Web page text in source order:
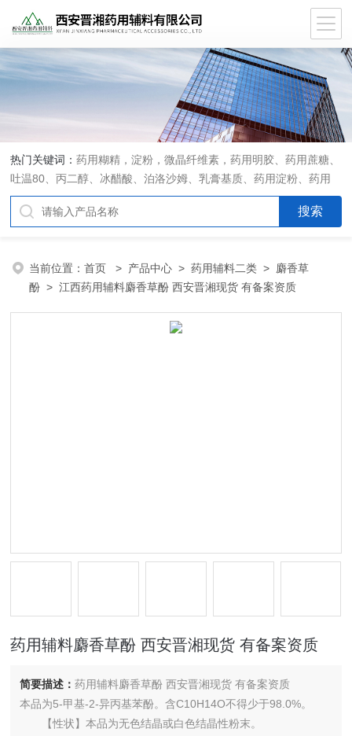
热门关键词：药用糊精，淀粉，微晶纤维素，药用明胶、药用蔗糖、
吐温80、丙二醇、冰醋酸、泊洛沙姆、乳膏基质、药用淀粉、药用
糊精、硬脂酸镁、聚丙烯酸树脂系列、羧甲基淀粉钠、羧甲基纤维素
钠、可溶性淀粉、甘露醇、羟丙纤维素、羟丙基甲基纤维素、乳糖、
甲基纤维素、乙基纤维素，三氯蔗糖，麝香草酚，药用蜂蜜，
当前位置：首页 > 产品中心 >药用辅料二类 > 麝香草
酚 > 江西药用辅料麝香草酚 西安晋湘现货 有备案资质
药用辅料麝香草酚 西安晋湘现货 有备案资质
简要描述：药用辅料麝香草酚 西安晋湘现货 有备案资质
本品为5-甲基-2-异丙基苯酚。含C10H14O不得少于98.0%。
【性状】本品为无色结晶或白色结晶性粉末。